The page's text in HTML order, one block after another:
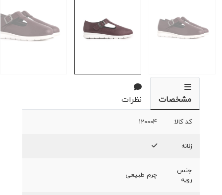
مشخصات نظرات
کد کالا: 120004
زنانه
جنس
رویه
چرم طبیعی